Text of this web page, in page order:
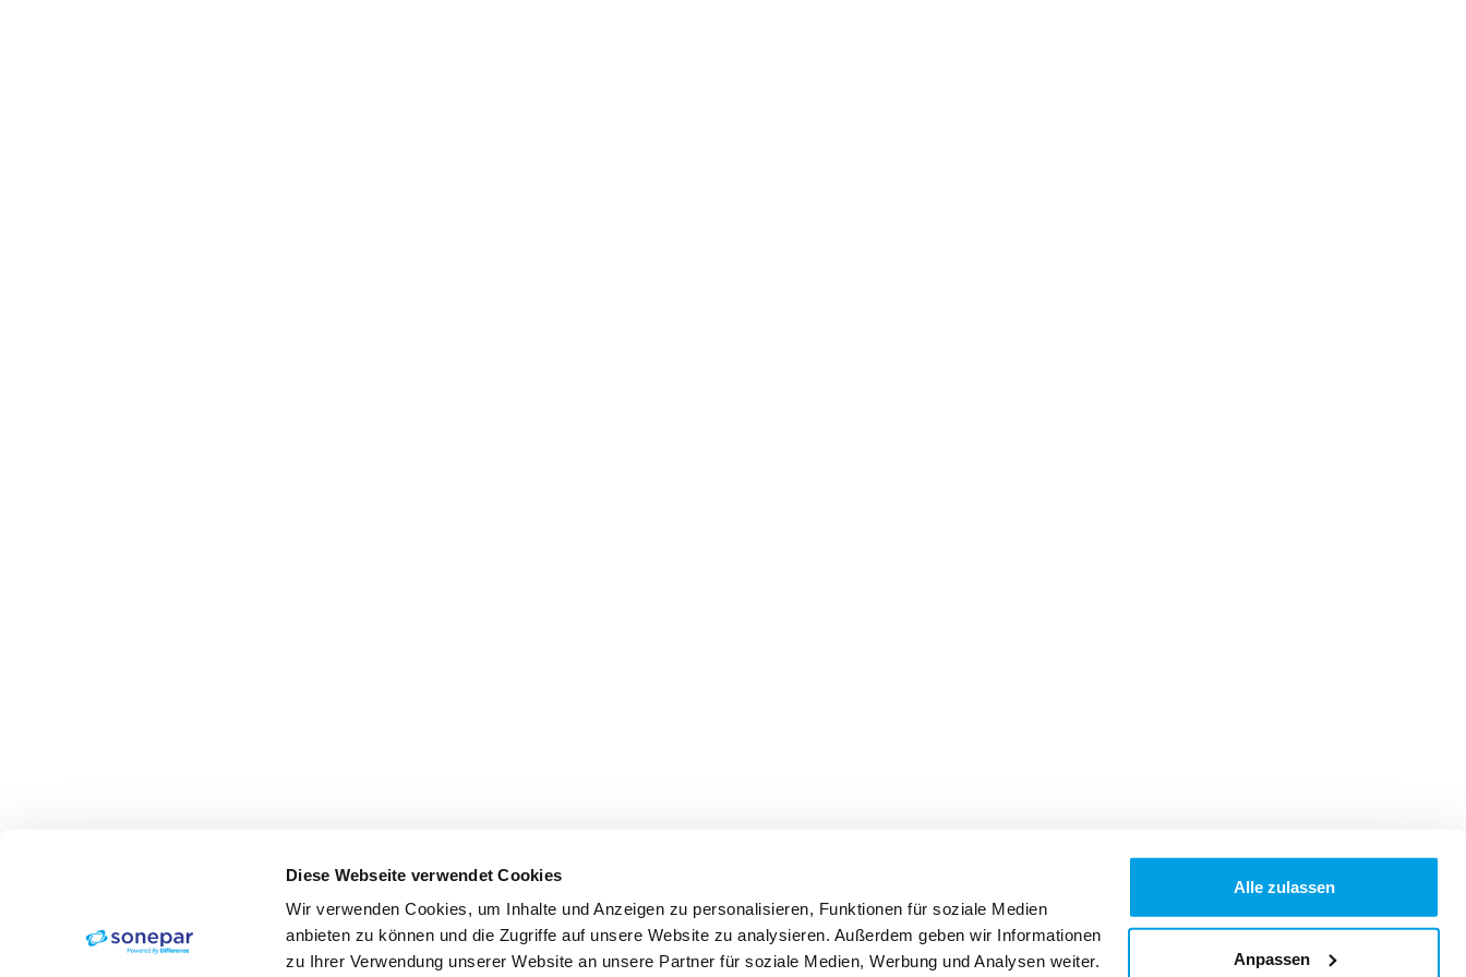
Diese Webseite verwendet Cookies
Wir verwenden Cookies, um Inhalte und Anzeigen zu personalisieren, Funktionen für soziale Medien
anbieten zu können und die Zugriffe auf unsere Website zu analysieren. Außerdem geben wir Informationen
zu Ihrer Verwendung unserer Website an unsere Partner für soziale Medien, Werbung und Analysen weiter.
Alle zulassen
Anpassen